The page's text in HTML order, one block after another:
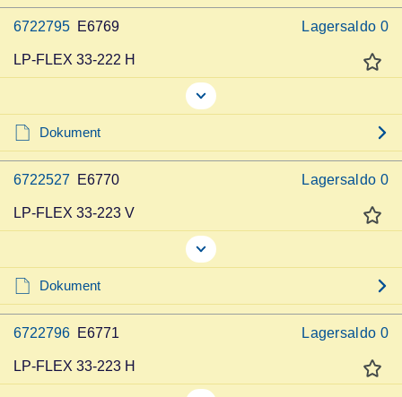
6722795 E6769 Lagersaldo 0
LP-FLEX 33-222 H
Dokument
6722527 E6770 Lagersaldo 0
LP-FLEX 33-223 V
Dokument
6722796 E6771 Lagersaldo 0
LP-FLEX 33-223 H